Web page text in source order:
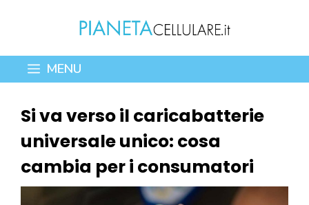
contenuto
MENU
Si va verso il caricabatterie
universale unico: cosa
cambia per i consumatori